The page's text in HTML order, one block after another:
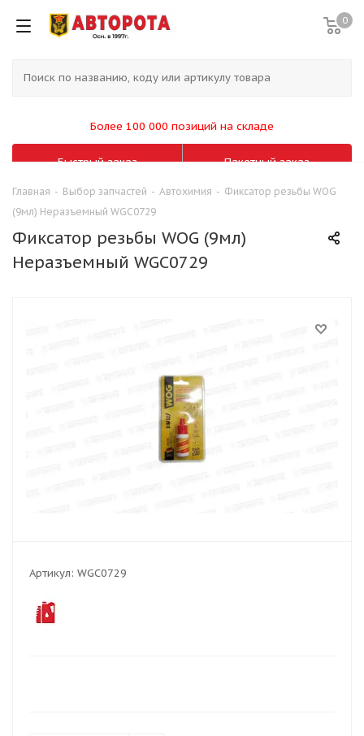
0
Более 100 000 позиций на складе
Быстрый заказ Пакетный заказ
Главная - Выбор запчастей - Автохимия - Фиксатор резьбы WOG
(9мл) Неразъемный WGC0729
Фиксатор резьбы WOG (9мл)
Неразъемный WGC0729
Артикул: WGC0729